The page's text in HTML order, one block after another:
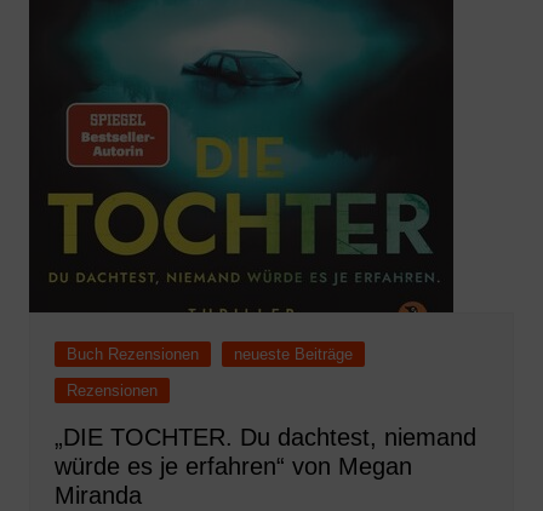
Buch Rezensionen
neueste Beiträge
Rezensionen
„DIE TOCHTER. Du dachtest, niemand
würde es je erfahren“ von Megan
Miranda